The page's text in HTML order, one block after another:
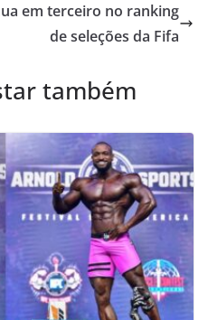
em terceiro no ranking
de seleções da Fifa
também